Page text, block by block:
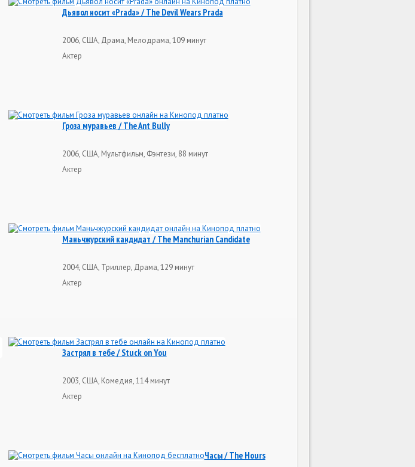
Дьявол носит «Prada» / The Devil Wears Prada
2006, США, Драма, Мелодрама, 109 минут
Актер
Гроза муравьев / The Ant Bully
2006, США, Мультфильм, Фэнтези, 88 минут
Актер
Маньчжурский кандидат / The Manchurian Candidate
2004, США, Триллер, Драма, 129 минут
Актер
Застрял в тебе / Stuck on You
2003, США, Комедия, 114 минут
Актер
Часы / The Hours